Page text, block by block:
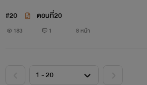
#20 ตอนที่20
183 1 8 หน้า